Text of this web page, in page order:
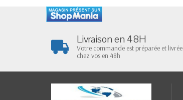
Livraison en 48H
Votre commande est préparée et livrée
chez vos en 48h